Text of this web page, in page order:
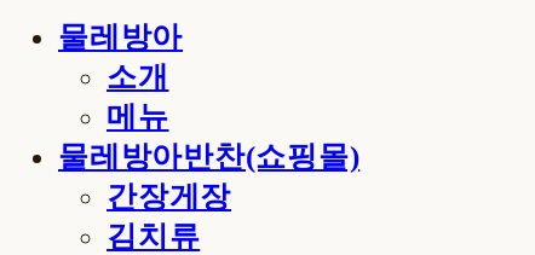
물레방아
소개
메뉴
물레방아반찬(쇼핑몰)
간장게장
김치류